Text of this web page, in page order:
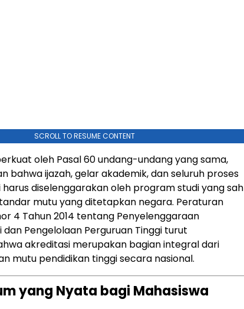
SCROLL TO RESUME CONTENT
oleh Pasal 60 undang-undang yang sama,
bahwa ijazah, gelar akademik, dan seluruh proses
diselenggarakan oleh program studi yang sah
mutu yang ditetapkan negara. Peraturan
4 Tahun 2014 tentang Penyelenggaraan
dan Pengelolaan Perguruan Tinggi turut
akreditasi merupakan bagian integral dari
mutu pendidikan tinggi secara nasional.
yang Nyata bagi Mahasiswa